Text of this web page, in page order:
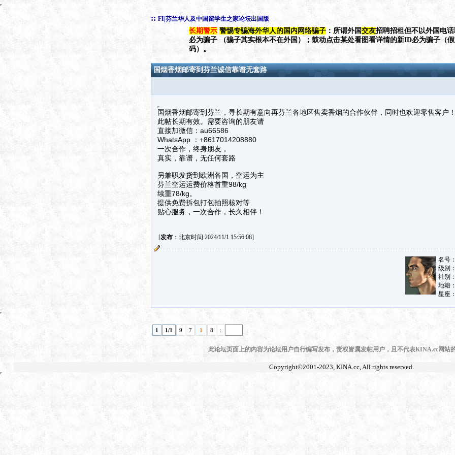
:: FI|芬兰华人及中国留学生之家论坛出国版
长期警示 警惕专骗海外华人的国内网络骗子 ：所谓外国交友招聘招租但不以外国电
必为骗子 （骗子其实根本不在外国）；鼓动点击某处看图看详情的新ID必为骗子（
码）。
国烟香烟邮寄到芬兰诚信靠谱无套路
国烟香烟邮寄到芬兰，寻长期有意向再芬兰各地区售卖香烟的合作伙伴，同时也欢迎零售客户
此帖长期有效。需要咨询的朋友请
直接加微信：au66586
WhatsApp ：+8617014208880
一次合作，终身朋友，
真实，靠谱，无任何套路
另兼职发货到欧洲各国，空运为主
芬兰空运运费价格首重98/kg
续重78/kg。
提供免费拆包打包拍照核对等
贴心服务，一次合作，长久相伴！
[发布：北京时间 2024/11/1 15:56:08]
1 1/1 9 7 1 8 :
此论坛页面上的内容为论坛用户自行编写发布，责权皆属发帖用户，且不代表KINA.cc网站
Copyright©2001-2023, KINA.cc, All rights reserved.